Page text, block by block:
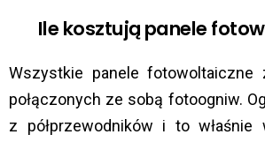
Ile kosztują panele
Wszystkie panele fotowoltaiczne
połączonych ze sobą fotoogniw.
z półprzewodników i to